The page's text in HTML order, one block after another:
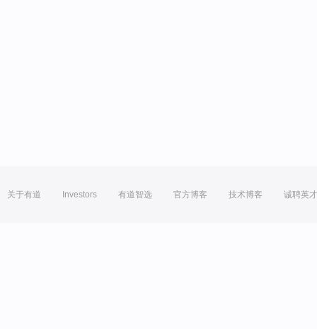
关于有道 Investors 有道智选 官方博客 技术博客 诚聘英才